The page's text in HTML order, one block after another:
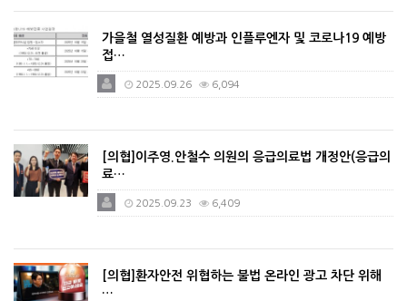
가을철 열성질환 예방과 인플루엔자 및 코로나19 예방
접…
2025.09.26 6,094
[의협]이주영.안철수 의원의 응급의료법 개정안(응급의
료…
2025.09.23 6,409
[의협]환자안전 위협하는 불법 온라인 광고 차단 위해
…